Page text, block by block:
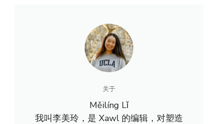
关于
Měilíng Lǐ
我叫李美玲，是 Xawl 的编辑，对塑造